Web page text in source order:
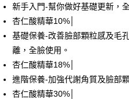
新手入門-幫你做好基礎更新，
杏仁酸精華10%│
基礎保養-改善臉部顆粒感及毛
離，全臉使用。
杏仁酸精華18%│
進階保養-加強代謝角質及臉部
杏仁酸精華30%│